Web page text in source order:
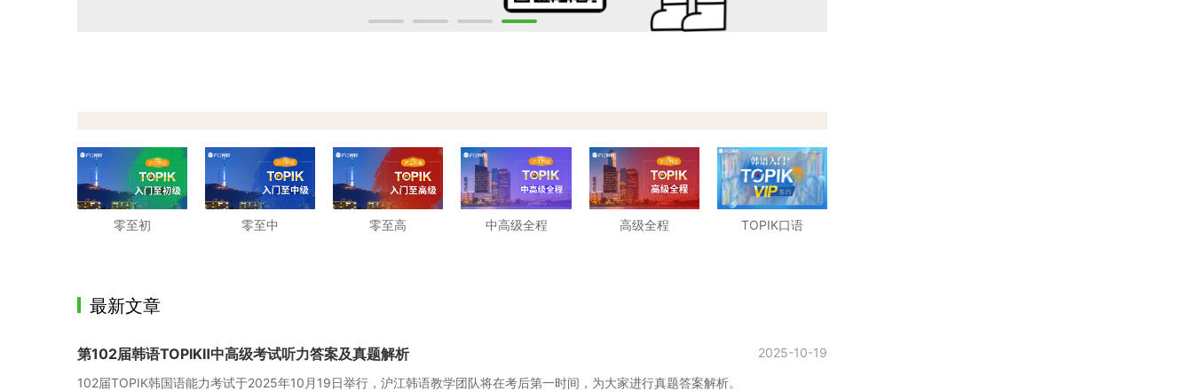
零至初 零至中 零至高 中高级全程 高级全程 TOPIK口语
最新文章
第102届韩语TOPIKⅡ中高级考试听力答案及真题解析
102届TOPIK韩国语能力考试于2025年10月19日举行，沪江韩语教学团队将在考后第一时间，为大家进行真题答案解析。
2025-10-19